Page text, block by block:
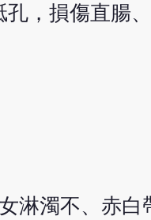
，損傷直腸
淋濁不、赤白